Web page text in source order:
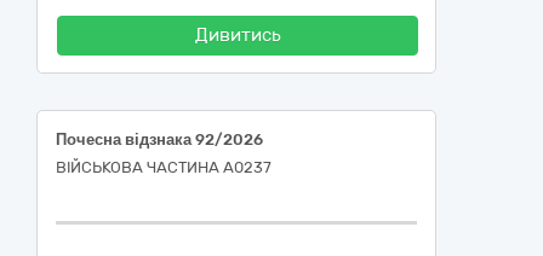
Дивитись
Почесна відзнака 92/2026
ВІЙСЬКОВА ЧАСТИНА А0237